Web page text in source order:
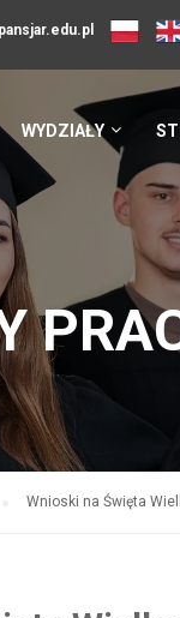
WYDZIAŁY
Wnioski na Święta